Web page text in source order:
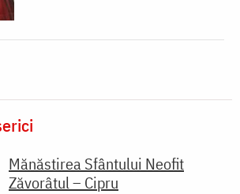
Mănăstirea Sfântului Neofit
Zăvorâtul – Cipru